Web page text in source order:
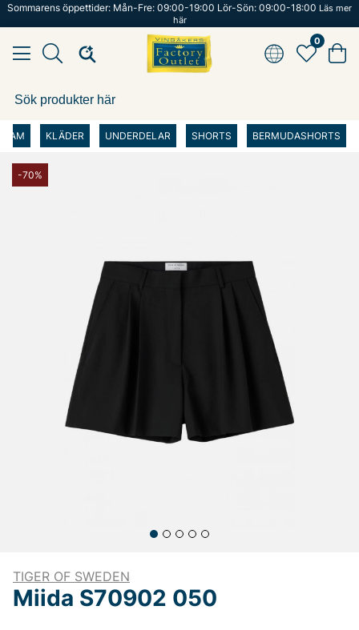
Sommarens öppettider: Mån-Fre: 09:00-19:00 Lör-Sön: 09:00-18:00 Läs mer
här
0
DAM KLÄDER UNDERDELAR SHORTS BERMUDASHORTS
-70%
TIGER OF SWEDEN
Miida S70902 050